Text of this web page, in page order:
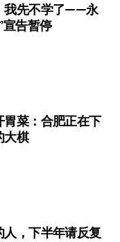
我先不学了——永
宣告暂停
菜：合肥正在下
大棋
，下半年请反复